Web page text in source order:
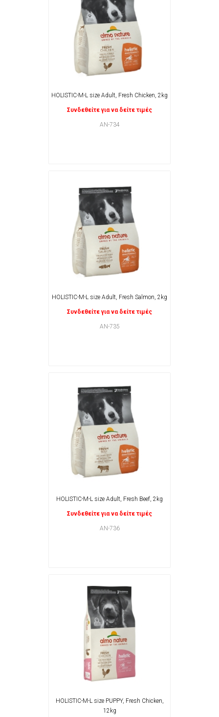
HOLISTIC-M-L size Adult, Fresh Chicken, 2kg
Συνδεθείτε για να δείτε τιμές
AN-734
HOLISTIC-M-L size Adult, Fresh Salmon, 2kg
Συνδεθείτε για να δείτε τιμές
AN-735
HOLISTIC-M-L size Adult, Fresh Beef, 2kg
Συνδεθείτε για να δείτε τιμές
AN-736
HOLISTIC-M-L size PUPPY, Fresh Chicken,
12kg